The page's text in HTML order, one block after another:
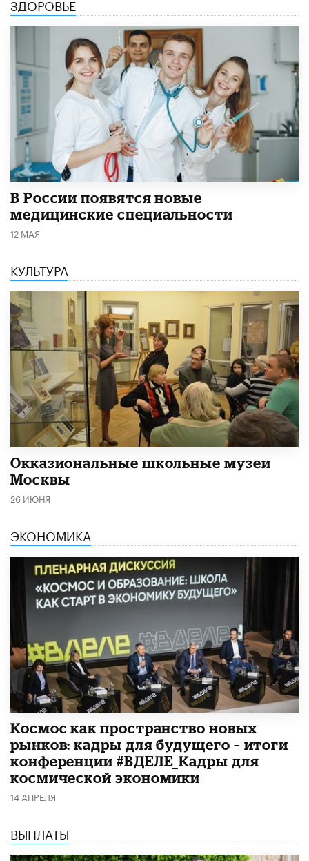
ЗДОРОВЬЕ
В России появятся новые
медицинские специальности
12 МАЯ
КУЛЬТУРА
​Окказиональные школьные музеи
Москвы
26 ИЮНЯ
ЭКОНОМИКА
Космос как пространство новых
рынков: кадры для будущего – итоги
конференции #ВДЕЛЕ_Кадры для
космической экономики
14 АПРЕЛЯ
ВЫПЛАТЫ